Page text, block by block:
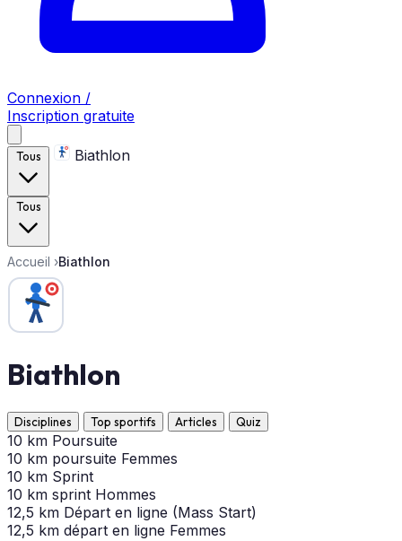
Connexion /
Inscription gratuite
Tous Biathlon
Tous
Accueil ›Biathlon
Biathlon
Disciplines Top sportifs Articles Quiz
10 km Poursuite
10 km poursuite Femmes
10 km Sprint
10 km sprint Hommes
12,5 km Départ en ligne (Mass Start)
12,5 km départ en ligne Femmes